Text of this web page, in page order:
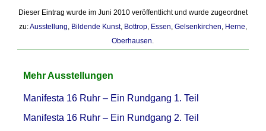
Dieser Eintrag wurde im Juni 2010 veröffentlicht und wurde zugeordnet
zu:Ausstellung, Bildende Kunst, Bottrop, Essen, Gelsenkirchen, Herne,
Oberhausen.
Mehr Ausstellungen
Manifesta 16 Ruhr – Ein Rundgang 1. Teil
Manifesta 16 Ruhr – Ein Rundgang 2. Teil